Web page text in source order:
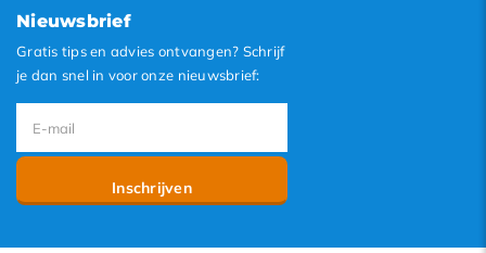
Nieuwsbrief
Gratis tips en advies ontvangen? Schrijf
je dan snel in voor onze nieuwsbrief:
Inschrijven